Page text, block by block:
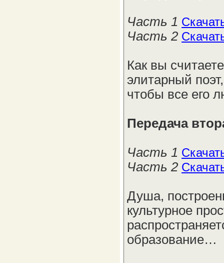
Часть 1
Часть 2
Как вы
элитарный
чтобы все его
Передача
Часть 1
Часть 2
Душа,
культурное
образование…